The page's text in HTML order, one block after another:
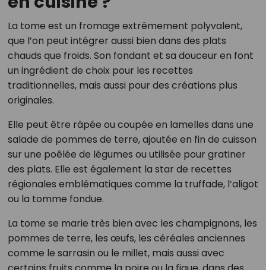
La tome est un fromage extrêmement polyvalent,
que l’on peut intégrer aussi bien dans des plats
chauds que froids. Son fondant et sa douceur en font
un ingrédient de choix pour les recettes
traditionnelles, mais aussi pour des créations plus
originales.
Elle peut être râpée ou coupée en lamelles dans une
salade de pommes de terre, ajoutée en fin de cuisson
sur une poêlée de légumes ou utilisée pour gratiner
des plats. Elle est également la star de recettes
régionales emblématiques comme la truffade, l’aligot
ou la tomme fondue.
La tome se marie très bien avec les champignons, les
pommes de terre, les œufs, les céréales anciennes
comme le sarrasin ou le millet, mais aussi avec